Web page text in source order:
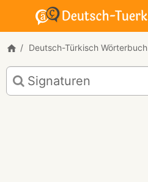
Deutsch-Türkisch Wörterbuch
Deutsch-
Türkisch
Übersetzung